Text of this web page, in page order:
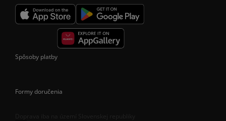
Spôsoby platby
Formy doručenia